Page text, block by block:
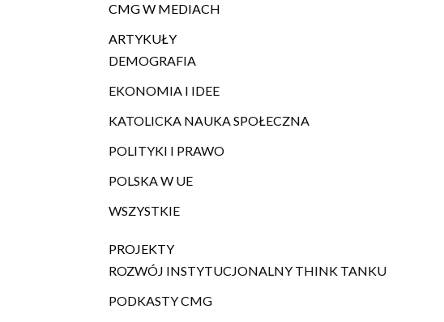
CMG W MEDIACH
ARTYKUŁY
DEMOGRAFIA
EKONOMIA I IDEE
KATOLICKA NAUKA SPOŁECZNA
POLITYKI I PRAWO
POLSKA W UE
WSZYSTKIE
PROJEKTY
ROZWÓJ INSTYTUCJONALNY THINK TANKU
PODKASTY CMG